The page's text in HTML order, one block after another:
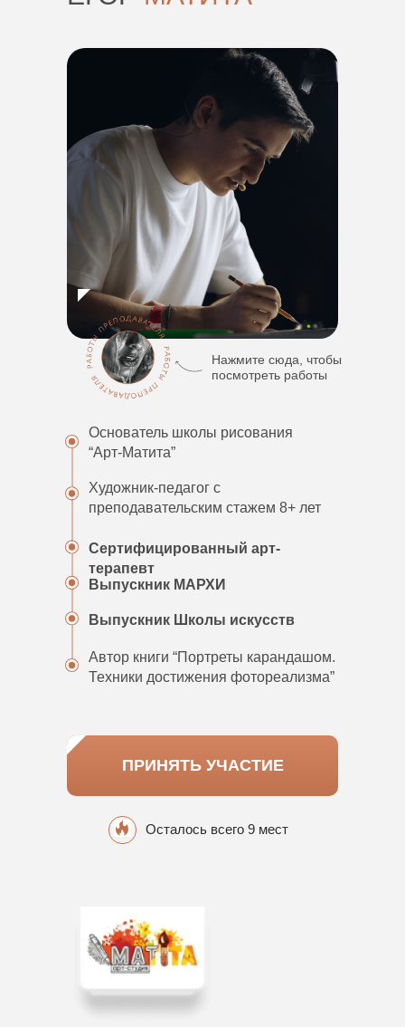
Осталось всего 9 мест
ПРИНЯТЬ УЧАСТИЕ
Основатель школы рисования
“Арт-Матита”
Художник-педагог с
преподавательским стажем 8+ лет
Сертифицированный арт-
терапевт
Выпускник МАРХИ
Выпускник Школы искусств
Автор книги “Портреты карандашом.
Техники достижения фотореализма”
Нажмите сюда, чтобы
посмотреть работы